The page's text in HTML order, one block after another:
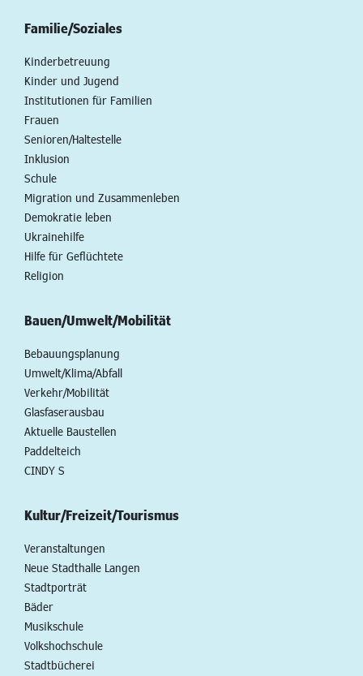
Familie/Soziales
Kinderbetreuung
Kinder und Jugend
Institutionen für Familien
Frauen
Senioren/Haltestelle
Inklusion
Schule
Migration und Zusammenleben
Demokratie leben
Ukrainehilfe
Hilfe für Geflüchtete
Religion
Bauen/Umwelt/Mobilität
Bebauungsplanung
Umwelt/Klima/Abfall
Verkehr/Mobilität
Glasfaserausbau
Aktuelle Baustellen
Paddelteich
CINDY S
Kultur/Freizeit/Tourismus
Veranstaltungen
Neue Stadthalle Langen
Stadtporträt
Bäder
Musikschule
Volkshochschule
Stadtbücherei